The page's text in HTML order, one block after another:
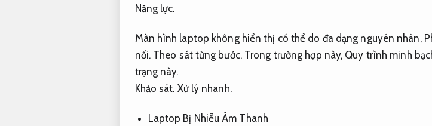
Năng lực.
Màn hình laptop không hiển thị có thể do đa dạng nguyên nhân,
nối. Theo sát từng bước.Trong trường hợp này, Quy trình minh
trạng này.
Khảo sát. Xử lý nhanh.
Laptop Bị Nhiễu Âm Thanh